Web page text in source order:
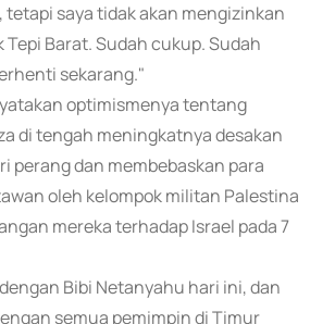
tetapi saya tidak akan mengizinkan
Tepi Barat. Sudah cukup. Sudah
sekarang."
optimismenya tentang
di tengah meningkatnya desakan
perang dan membebaskan para
oleh kelompok militan Palestina
mereka terhadap Israel pada 7
Bibi Netanyahu hari ini, dan
semua pemimpin di Timur